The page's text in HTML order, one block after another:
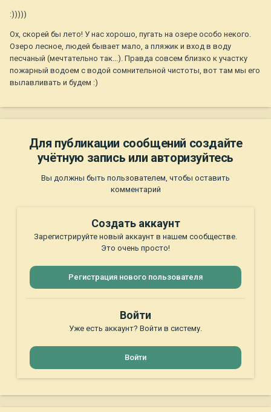
:)))))
Ох, скорей бы лето! У нас хорошо, пугать на озере особо некого.
Озеро лесное, людей бывает мало, а пляжик и вход в воду
песчаный (мечтательно так...). Правда совсем близко к участку
пожарный водоем с водой сомнительной чистоты, вот там мы его
вылавливать и будем :)
Для публикации сообщений создайте
учётную запись или авторизуйтесь
Вы должны быть пользователем, чтобы оставить
комментарий
Создать аккаунт
Зарегистрируйте новый аккаунт в нашем сообществе.
Это очень просто!
Регистрация нового пользователя
Войти
Уже есть аккаунт? Войти в систему.
Войти